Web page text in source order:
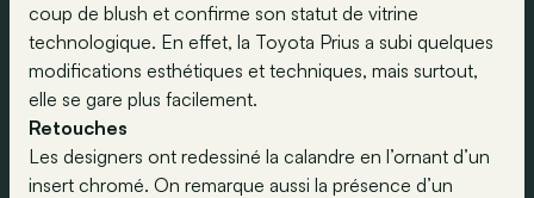
coup de blush et confirme son statut de vitrine
technologique. En effet, la Toyota Prius a subi quelques
modifications esthétiques et techniques, mais surtout,
elle se gare plus facilement.
Retouches
Les designers ont redessiné la calandre en l’ornant d’un
insert chromé. On remarque aussi la présence d’un